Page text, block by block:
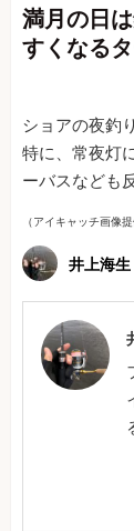
満月の日
すくなる
ショアの夜釣
特に、常夜灯
ーバスなども
（アイキャッチ画像
井上海生